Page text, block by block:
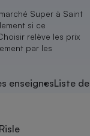
Super à Saint
si ce
relève les prix
par les
enseignesListe
Vente - Location
- Grande surface
- Fidélisation
- Tourisme
électrique
marchand